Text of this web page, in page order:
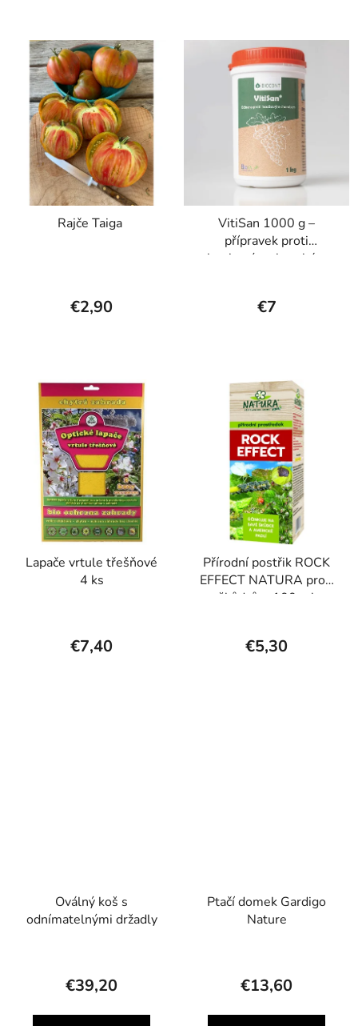
Rajče Taiga
€2,90
VitiSan 1000 g –
přípravek proti
houbovým chorobám
€7
Lapače vrtule třešňové
4 ks
€7,40
Přírodní postřik ROCK
EFFECT NATURA proti
škůdcům 100 ml
€5,30
Oválný koš s
odnímatelnými držadly
€39,20
Ptačí domek Gardigo
Nature
€13,60